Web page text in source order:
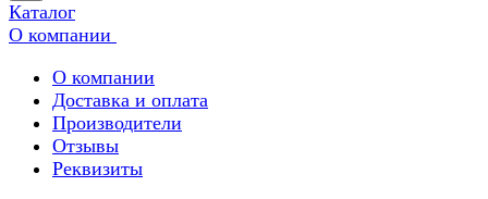
Каталог
О компании
О компании
Доставка и оплата
Производители
Отзывы
Реквизиты